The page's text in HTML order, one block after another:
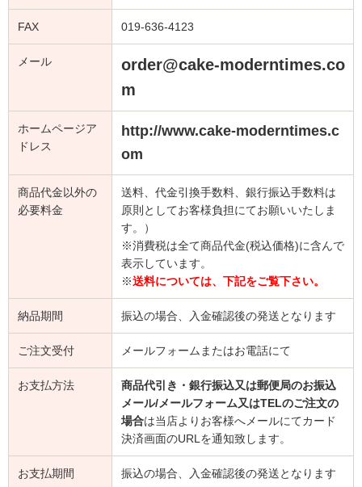
FAX 019-636-4123
メール
order@cake-moderntimes.co
m
ホームページア
ドレス
http://www.cake-moderntimes.c
om
商品代金以外の
必要料金
送料、代金引換手数料、銀行振込手数料は
原則としてお客様負担にてお願いいたしま
す。）
※消費税は全て商品代金(税込価格)に含んで
表示しています。
※送料については、下記をご覧下さい。
納品期間 振込の場合、入金確認後の発送となります
ご注文受付 メールフォームまたはお電話にて
お支払方法
商品代引き・銀行振込又は郵便局のお振込
メール/メールフォーム又はTELのご注文の
場合は当店よりお客様へメールにてカード
決済画面のURLを通知致します。
お支払期間 振込の場合、入金確認後の発送となります